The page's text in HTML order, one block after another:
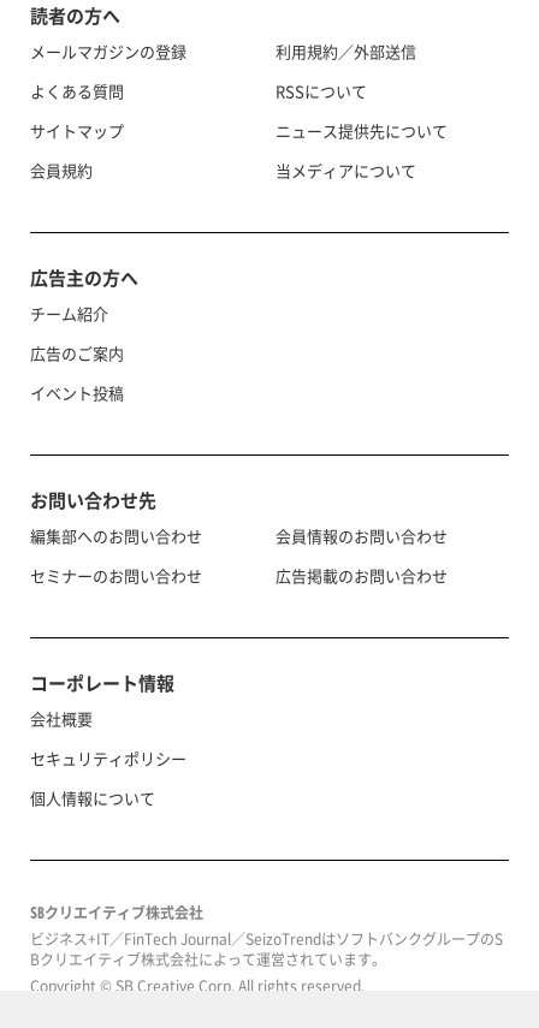
読者の方へ
メールマガジンの登録
よくある質問
サイトマップ
会員規約
利用規約／外部送信
RSSについて
ニュース提供先について
当メディアについて
広告主の方へ
チーム紹介
広告のご案内
イベント投稿
お問い合わせ先
編集部へのお問い合わせ
セミナーのお問い合わせ
会員情報のお問い合わせ
広告掲載のお問い合わせ
コーポレート情報
会社概要
セキュリティポリシー
個人情報について
SBクリエイティブ株式会社
ビジネス+IT／FinTech Journal／SeizoTrendはソフトバンクグループのS
Bクリエイティブ株式会社によって運営されています。
Copyright © SB Creative Corp. All rights reserved.